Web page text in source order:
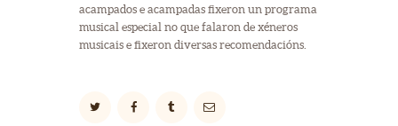
acampados e acampadas fixeron un programa
musical especial no que falaron de xéneros
musicais e fixeron diversas recomendacións.